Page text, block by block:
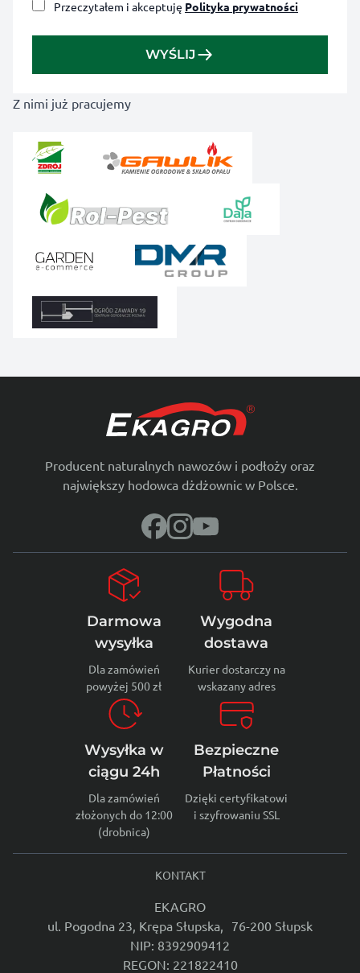
Przeczytałem i akceptuję Polityka prywatności
WYŚLIJ
Z nimi już pracujemy
Producent naturalnych nawozów i podłoży oraz
największy hodowca dżdżownic w Polsce.
Darmowa
wysyłka
Dla zamówień
powyżej 500 zł
Wygodna
dostawa
Kurier dostarczy na
wskazany adres
Wysyłka w
ciągu 24h
Dla zamówień
złożonych do 12:00
(drobnica)
Bezpieczne
Płatności
Dzięki certyfikatowi
i szyfrowaniu SSL
KONTAKT
EKAGRO
ul. Pogodna 23, Krępa Słupska, 76-200 Słupsk
NIP: 8392909412
REGON: 221822410